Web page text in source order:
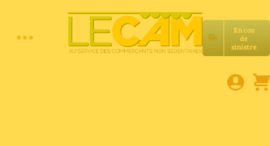
En cas
de
sinistre
Toggle